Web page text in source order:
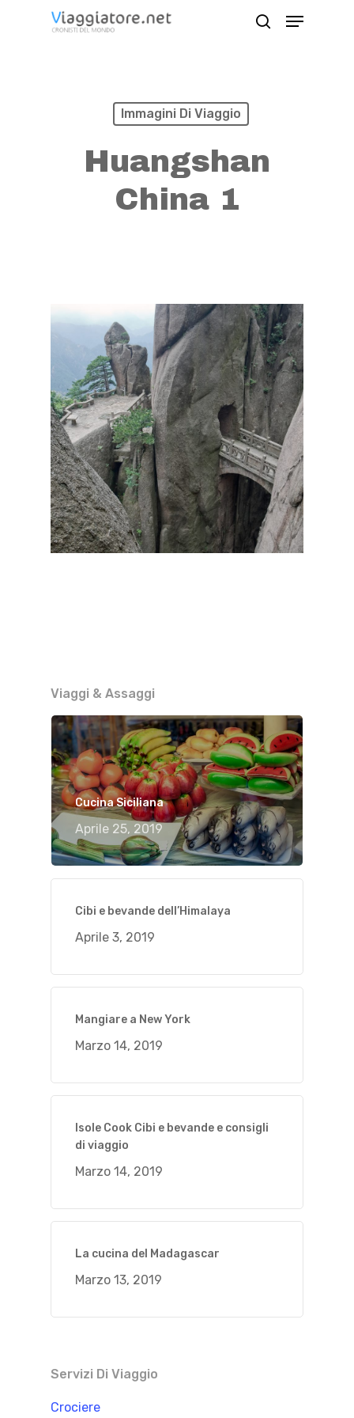
Menu
Immagini Di Viaggio
Huangshan
China 1
Viaggi & Assaggi
Cucina Siciliana
Aprile 25, 2019
Cibi e bevande dell’Himalaya
Aprile 3, 2019
Mangiare a New York
Marzo 14, 2019
Isole Cook Cibi e bevande e consigli
di viaggio
Marzo 14, 2019
La cucina del Madagascar
Marzo 13, 2019
Servizi Di Viaggio
Crociere